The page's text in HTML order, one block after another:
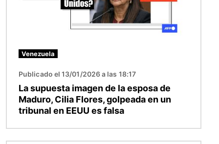
Venezuela
Publicado el 13/01/2026 a las 18:17
La supuesta imagen de la esposa de
Maduro, Cilia Flores, golpeada en un
tribunal en EEUU es falsa